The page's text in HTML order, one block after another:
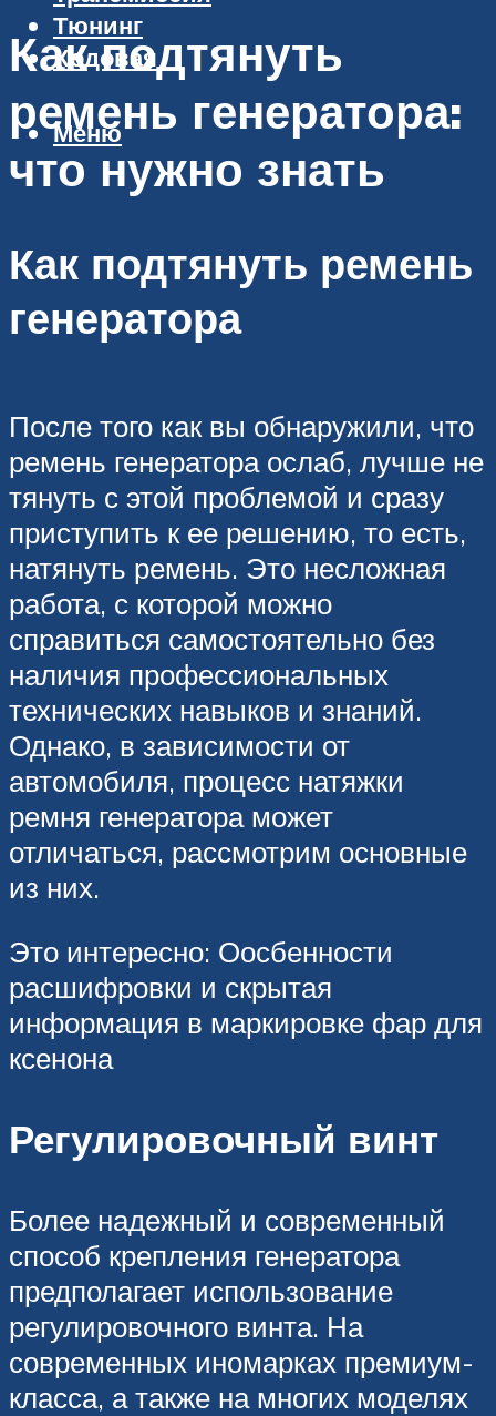
Тюнинг
Ходовая
Меню
Как подтянуть
ремень генератора:
что нужно знать
Как подтянуть ремень
генератора
После того как вы обнаружили, что
ремень генератора ослаб, лучше не
тянуть с этой проблемой и сразу
приступить к ее решению, то есть,
натянуть ремень. Это несложная
работа, с которой можно
справиться самостоятельно без
наличия профессиональных
технических навыков и знаний.
Однако, в зависимости от
автомобиля, процесс натяжки
ремня генератора может
отличаться, рассмотрим основные
из них.
Это интересно: Оосбенности
расшифровки и скрытая
информация в маркировке фар для
ксенона
Регулировочный винт
Более надежный и современный
способ крепления генератора
предполагает использование
регулировочного винта. На
современных иномарках премиум-
класса, а также на многих моделях